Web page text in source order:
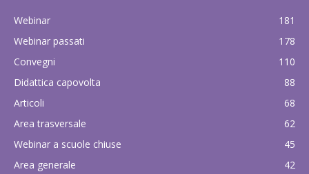
Webinar
181
Webinar passati
178
Convegni
110
Didattica capovolta
88
Articoli
68
Area trasversale
62
Webinar a scuole chiuse
45
Area generale
42